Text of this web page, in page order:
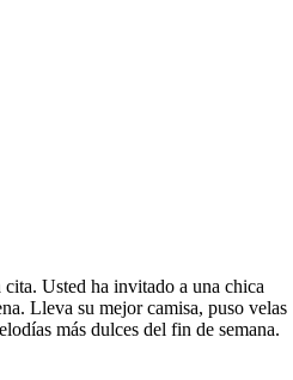
Usted ha invitado a una chica
Lleva su mejor camisa, puso velas
más dulces del fin de semana.